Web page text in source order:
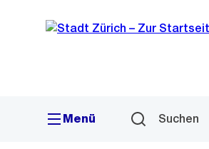
Navigation
Sprunglink
Menü Suchen